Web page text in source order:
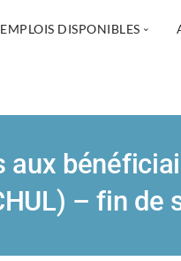
EMPLOIS DISPONIBLES
Assistance à la
Services sociaux
Réadaptation physique
aux
– fin de